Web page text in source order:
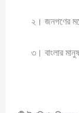
২। জনগণের মধ্যে
৩। বাংলার